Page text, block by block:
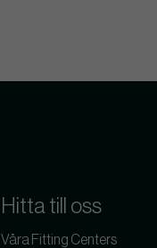
Hitta till oss
Våra Fitting Centers